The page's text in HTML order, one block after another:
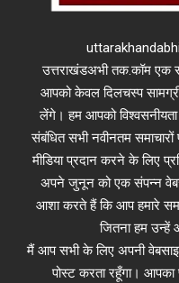
उत्तराखंडअभी तक.कॉम एक
आपको केवल दिलचस्प
लेंगे। हम आपको
संबंधित सभी नवीनतम
मीडिया प्रदान करने के लिए
अपने जुनून को एक संपन्न
आशा करते हैं कि आप हमारे
जितना हम
मैं आप सभी के लिए अपनी
पोस्ट करता रहूँगा। आपका